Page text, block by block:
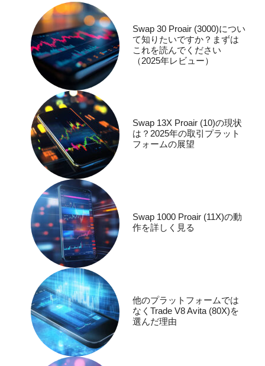
Swap 30 Proair (3000)につい
て知りたいですか？まずは
これを読んでください
（2025年レビュー）
Swap 13X Proair (10)の現状
は？2025年の取引プラット
フォームの展望
Swap 1000 Proair (11X)の動
作を詳しく見る
他のプラットフォームでは
なくTrade V8 Avita (80X)を
選んだ理由